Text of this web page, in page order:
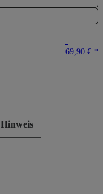
69,90 € *
Hinweis